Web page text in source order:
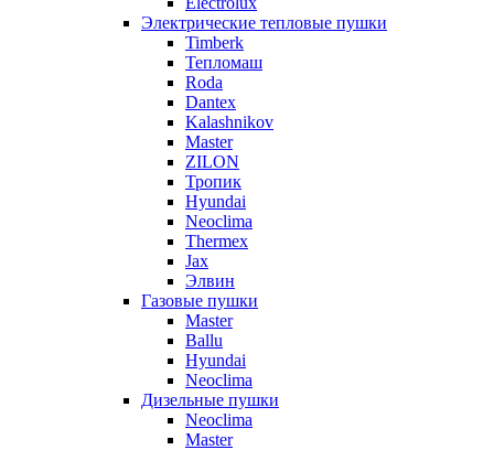
Электрические тепловые пушки
Timberk
Тепломаш
Roda
Dantex
Kalashnikov
Master
ZILON
Тропик
Hyundai
Neoclima
Thermex
Jax
Элвин
Газовые пушки
Master
Ballu
Hyundai
Neoclima
Дизельные пушки
Neoclima
Master